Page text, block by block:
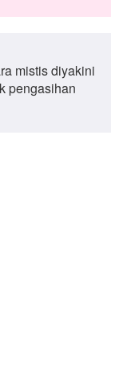
mistis diyakini
pengasihan